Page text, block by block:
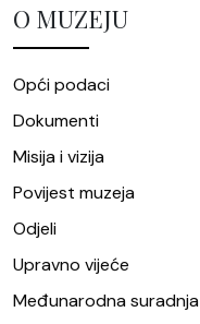
O MUZEJU
Opći podaci
Dokumenti
Misija i vizija
Povijest muzeja
Odjeli
Upravno vijeće
Međunarodna suradnja